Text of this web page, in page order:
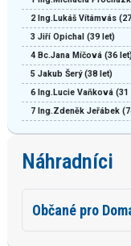
2 Ing.Lukáš Vítámvás
3 Jiří Opichal (39 let)
4 Bc.Jana Míčová(36
5 Jakub Šerý(38 let)
6 Ing.Lucie Vaňková(31
7 Ing.Zdeněk Jeřábek
Náhradníci
Občané pro